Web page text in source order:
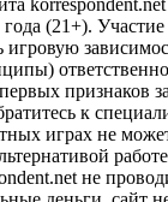
(21+).
игровую
признаков
к
играх не
не